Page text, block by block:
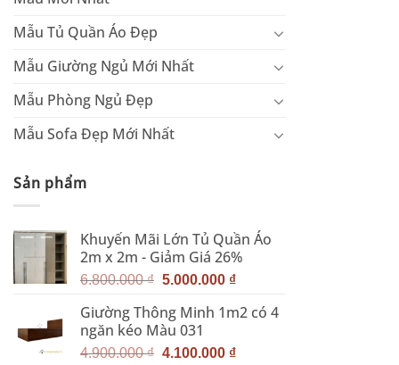
Mẫu Tủ Quần Áo Đẹp
Mẫu Giường Ngủ Mới Nhất
Mẫu Phòng Ngủ Đẹp
Mẫu Sofa Đẹp Mới Nhất
Sản phẩm
Khuyến Mãi Lớn Tủ Quần Áo
2m x 2m - Giảm Giá 26%
6.800.000₫ Giá
là:
6.800.000 ₫.
5.000.000 ₫Giá
tại
5.000.000 ₫.
Giường Thông Minh 1m2 có 4
ngăn kéo Màu 031
4.900.000₫ Giá
4.100.000 ₫Giá